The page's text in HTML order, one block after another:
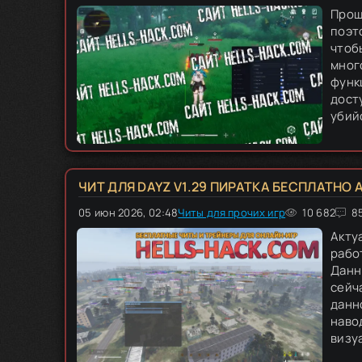
ЧИТ ДЛЯ DAYZ V1.29 ПИРАТКА
05 июн 2026, 02:48Читы для прочих игр 10 682
100 1 2 3 4 5